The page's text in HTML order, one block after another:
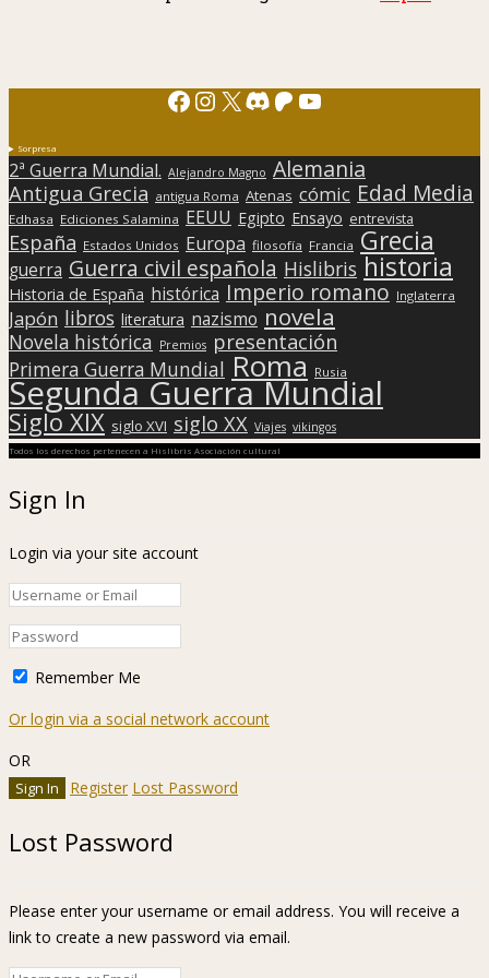
Facebook
Instagram
X Discord
Patreon
YouTube
Sorpresa
2ª Guerra Mundial. Alejandro Magno Alemania
Antigua Grecia antigua Roma Atenas cómic Edad Media
Edhasa Ediciones Salamina EEUU Egipto Ensayo entrevista
España Estados Unidos Europa filosofía Francia Grecia
guerra Guerra civil española Hislibris historia
Historia de España histórica Imperio romano Inglaterra
Japón libros literatura nazismo novela
Novela histórica Premios presentación
Primera Guerra Mundial Roma Rusia
Segunda Guerra Mundial
Siglo XIX siglo XVI siglo XX Viajes vikingos
Todos los derechos pertenecen a Hislibris Asociación cultural
Sign In
Login via your site account
Remember Me
Or login via a social network account
OR
Register Lost Password
Lost Password
Please enter your username or email address. You will receive a
link to create a new password via email.